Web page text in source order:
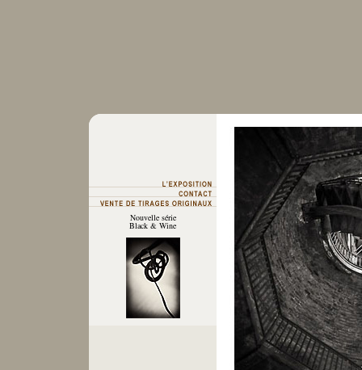
Nouvelle série
Black & Wine